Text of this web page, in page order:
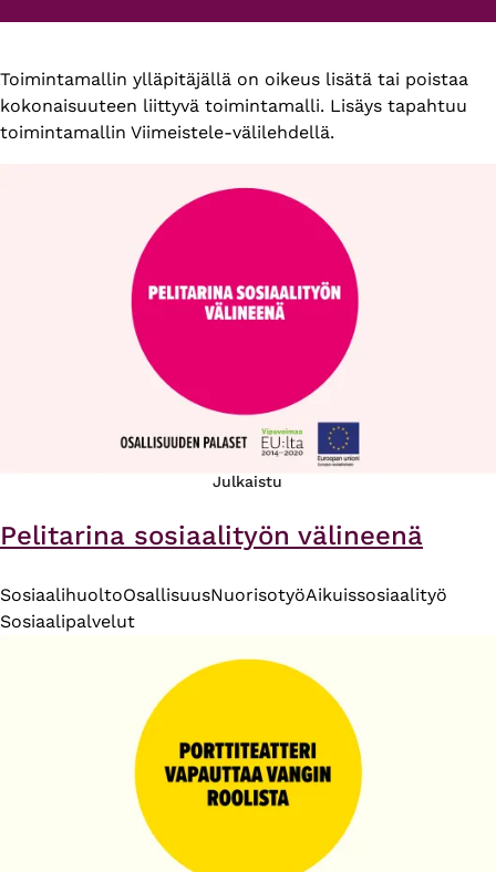
Primary
tabs
Toimintamallin ylläpitäjällä on oikeus lisätä tai poistaa
kokonaisuuteen liittyvä toimintamalli. Lisäys tapahtuu
toimintamallin Viimeistele-välilehdellä.
Julkaistu
Pelitarina sosiaalityön välineenä
SosiaalihuoltoOsallisuusNuorisotyöAikuissosiaalityö
Sosiaalipalvelut